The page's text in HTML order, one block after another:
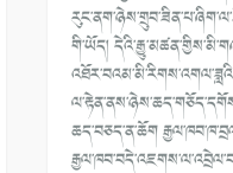
གི་ཡོད།
ཆད་བཅད་ན་ཆོག